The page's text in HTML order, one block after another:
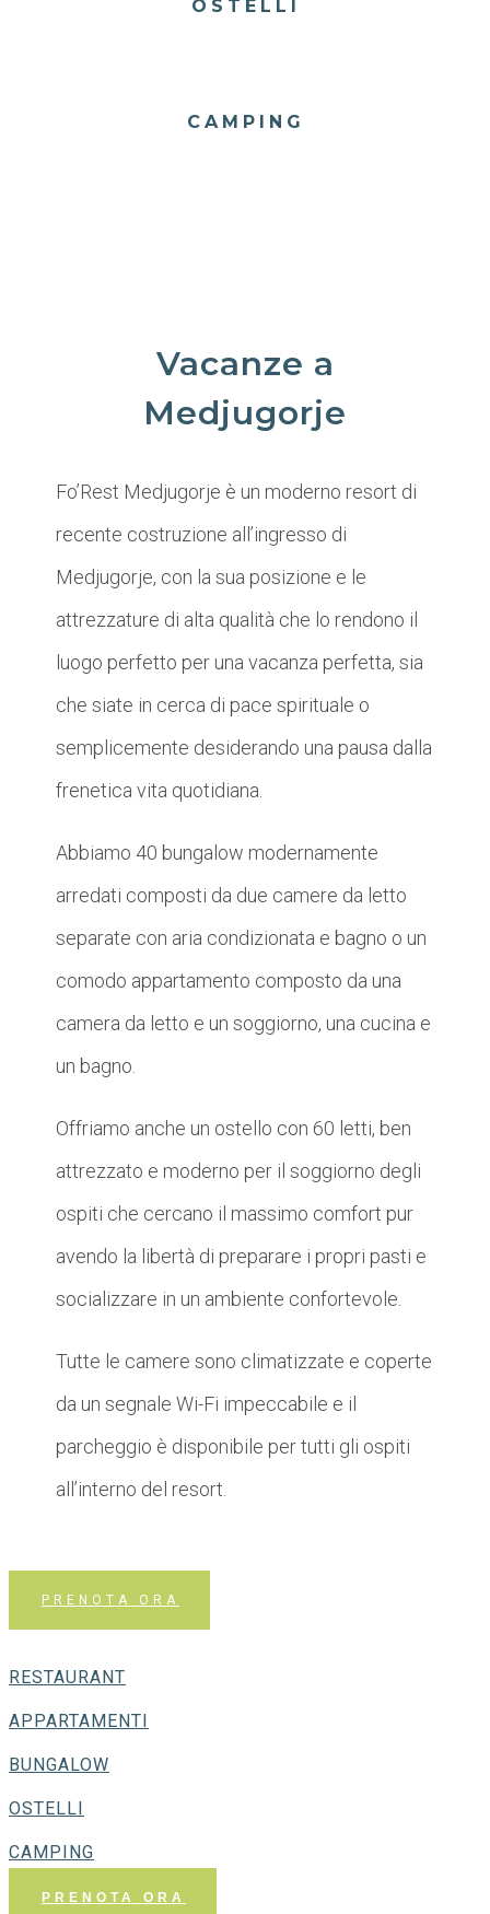
OSTELLI
CAMPING
Vacanze a
Medjugorje
Fo’Rest Medjugorje è un moderno resort di
recente costruzione all’ingresso di
Medjugorje, con la sua posizione e le
attrezzature di alta qualità che lo rendono il
luogo perfetto per una vacanza perfetta, sia
che siate in cerca di pace spirituale o
semplicemente desiderando una pausa dalla
frenetica vita quotidiana.
Abbiamo 40 bungalow modernamente
arredati composti da due camere da letto
separate con aria condizionata e bagno o un
comodo appartamento composto da una
camera da letto e un soggiorno, una cucina e
un bagno.
Offriamo anche un ostello con 60 letti, ben
attrezzato e moderno per il soggiorno degli
ospiti che cercano il massimo comfort pur
avendo la libertà di preparare i propri pasti e
socializzare in un ambiente confortevole.
Tutte le camere sono climatizzate e coperte
da un segnale Wi-Fi impeccabile e il
parcheggio è disponibile per tutti gli ospiti
all’interno del resort.
PRENOTA ORA
RESTAURANT
APPARTAMENTI
BUNGALOW
OSTELLI
CAMPING
PRENOTA ORA